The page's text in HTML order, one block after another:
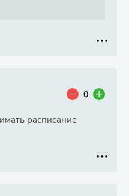
0
расписание